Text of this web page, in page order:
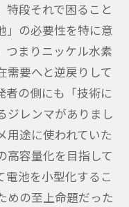
特段それで困ること
」の必要性を特に意
つまりニッケル水素
需要へと逆戻りして
者の側にも「技術に
ジレンマがありまし
用途に使われていた
高容量化を目指して
電池を小型化するこ
めの至上命題だった